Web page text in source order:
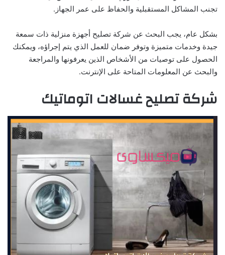
تجنب المشاكل المستقبلية والحفاظ على عمر الجهاز.
بشكل عام، يجب البحث عن شركة تصليح أجهزة منزلية ذات سمعة
جيدة وخدمات متميزة وتوفر ضمان للعمل الذي يتم إجراؤه، ويمكنك
الحصول على توصيات من الأشخاص الذين يعرفونها والمراجعة
والبحث عن المعلومات المتاحة على الإنترنت.
شركة تصليح غسالات اتوماتيك